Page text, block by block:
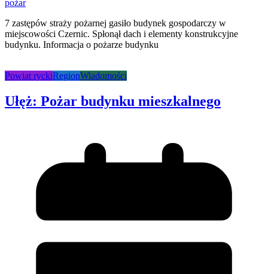
pożar
7 zastępów straży pożarnej gasiło budynek gospodarczy w
miejscowości Czernic. Spłonął dach i elementy konstrukcyjne
budynku. Informacja o pożarze budynku
Powiat ryckiRegionWiadomości
Ułęż: Pożar budynku mieszkalnego